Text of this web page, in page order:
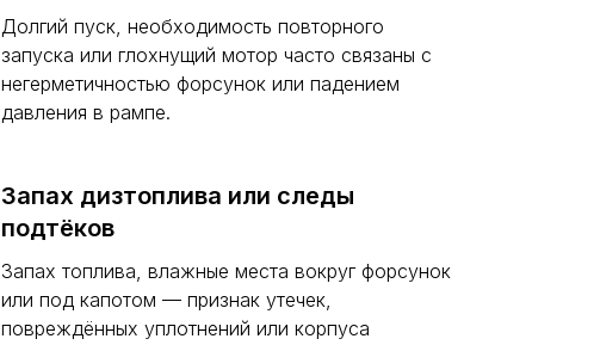
Долгий пуск, необходимость повторного
запуска или глохнущий мотор часто связаны с
негерметичностью форсунок или падением
давления в рампе.
Запах дизтоплива или следы
подтёков
Запах топлива, влажные места вокруг форсунок
или под капотом — признак утечек,
повреждённых уплотнений или корпуса